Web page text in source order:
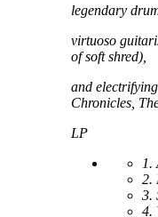
legendary
virtuoso
of soft shred),
and
Chronicles,
LP
1.
2.
3.
4.